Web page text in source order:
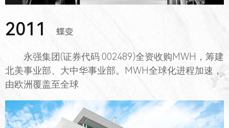
2011 蝶变
永强集团(证券代码:002489)全资收购MWH，筹建
北美事业部、大中华事业部。MWH全球化进程加速，
由欧洲覆盖至全球